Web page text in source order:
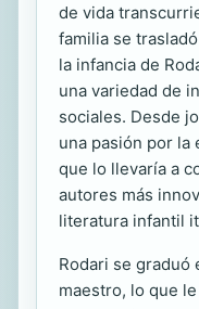
de vida
familia se
la infancia de
una variedad de
sociales. Desde
una pasión por la
que lo llevaría a
autores más
literatura infantil
Rodari se graduó
maestro, lo que